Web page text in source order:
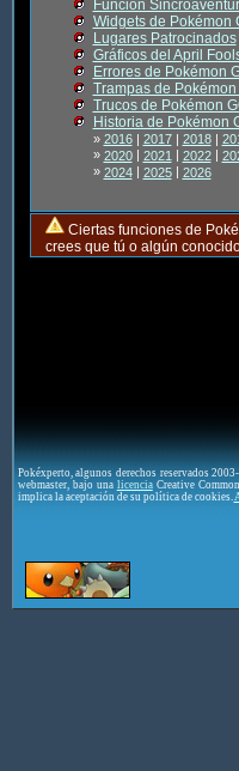
Función
Widgets de Pokémon
Lugares Patrocinados
Gráficos del April
Errores de Pokémon
Trampas de Pokémon
Trucos de Pokémon
Historia de Pokémon
» 2016| 2017| 2018|
» 2020| 2021| 2022|
» 2024| 2025| 2026
Ciertas funciones de
crees que tú o algún
Pokéxperto, algunos derechos reservados
webmaster, bajo una licenciaCreative
implica la aceptación de su política de cookies.